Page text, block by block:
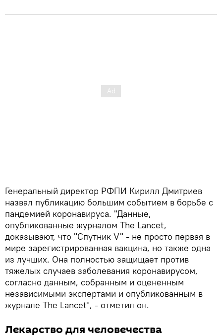
Генеральный директор РФПИ Кирилл Дмитриев
назвал публикацию большим событием в борьбе с
пандемией коронавируса. "Данные,
опубликованные журналом The Lancet,
доказывают, что "Спутник V" - не просто первая в
мире зарегистрированная вакцина, но также одна
из лучших. Она полностью защищает против
тяжелых случаев заболевания коронавирусом,
согласно данным, собранным и оцененным
независимыми экспертами и опубликованным в
журнале The Lancet", - отметил он.
Лекарство для человечества